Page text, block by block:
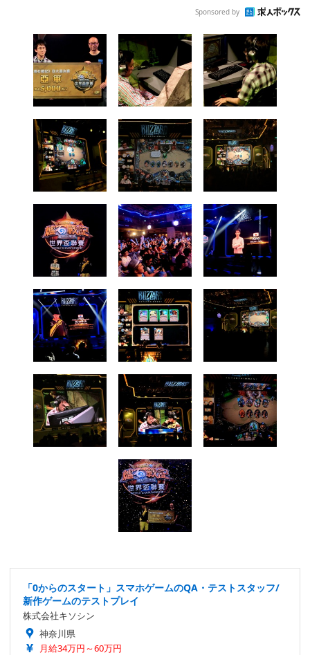
Sponsored by
「0からのスタート」スマホゲームのQA・テストスタッフ/
新作ゲームのテストプレイ
株式会社キソシン
神奈川県
月給34万円～60万円